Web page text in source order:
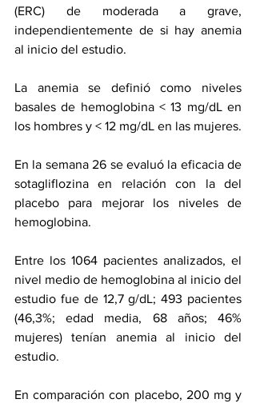
(ERC) de moderada a grave,
independientemente de si hay anemia
al inicio del estudio.
La anemia se definió como niveles
basales de hemoglobina < 13 mg/dL en
los hombres y < 12 mg/dL en las mujeres.
En la semana 26 se evaluó la eficacia de
sotagliflozina en relación con la del
placebo para mejorar los niveles de
hemoglobina.
Entre los 1064 pacientes analizados, el
nivel medio de hemoglobina al inicio del
estudio fue de 12,7 g/dL; 493 pacientes
(46,3%; edad media, 68 años; 46%
mujeres) tenían anemia al inicio del
estudio.
En comparación con placebo, 200 mg y